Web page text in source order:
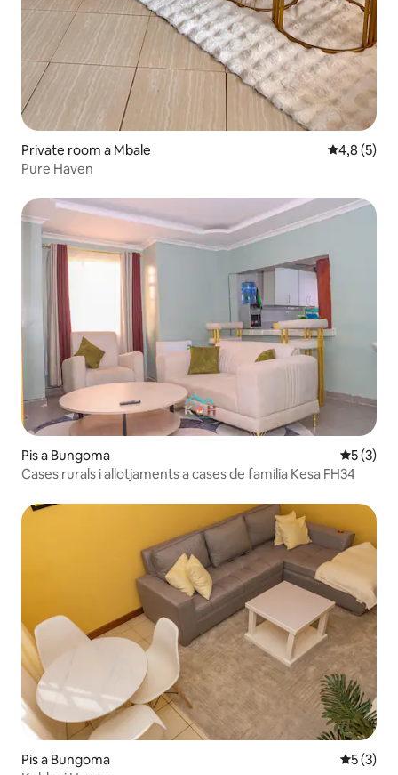
Private room a Mbale 4,8 de
4,8 (5)
Pure Haven
Pis a Bungoma 5 de
5 (3)
Cases rurals i allotjaments a cases de família Kesa FH34
Pis a Bungoma 5 de
5 (3)